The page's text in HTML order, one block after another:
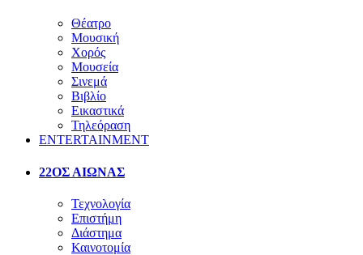
Θέατρο
Μουσική
Χορός
Μουσεία
Σινεμά
Βιβλίο
Εικαστικά
Τηλεόραση
ENTERTAINMENT
22ΟΣ ΑΙΩΝΑΣ
Τεχνολογία
Επιστήμη
Διάστημα
Καινοτομία